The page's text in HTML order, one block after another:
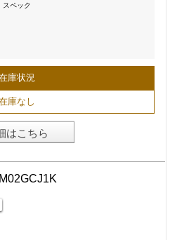
スペック
庫状況
庫なし
はこちら